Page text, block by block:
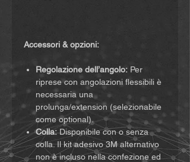
Accessori & opzioni:
Regolazione dell’angolo: Per
riprese con angolazioni flessibili è
necessaria una
prolunga/extension (selezionabile
come optional).
Colla:Disponibile con o senza
colla. Il kit adesivo 3M alternativo
non è incluso nella confezione ed